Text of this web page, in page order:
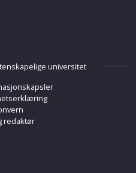
universitet
redaktør